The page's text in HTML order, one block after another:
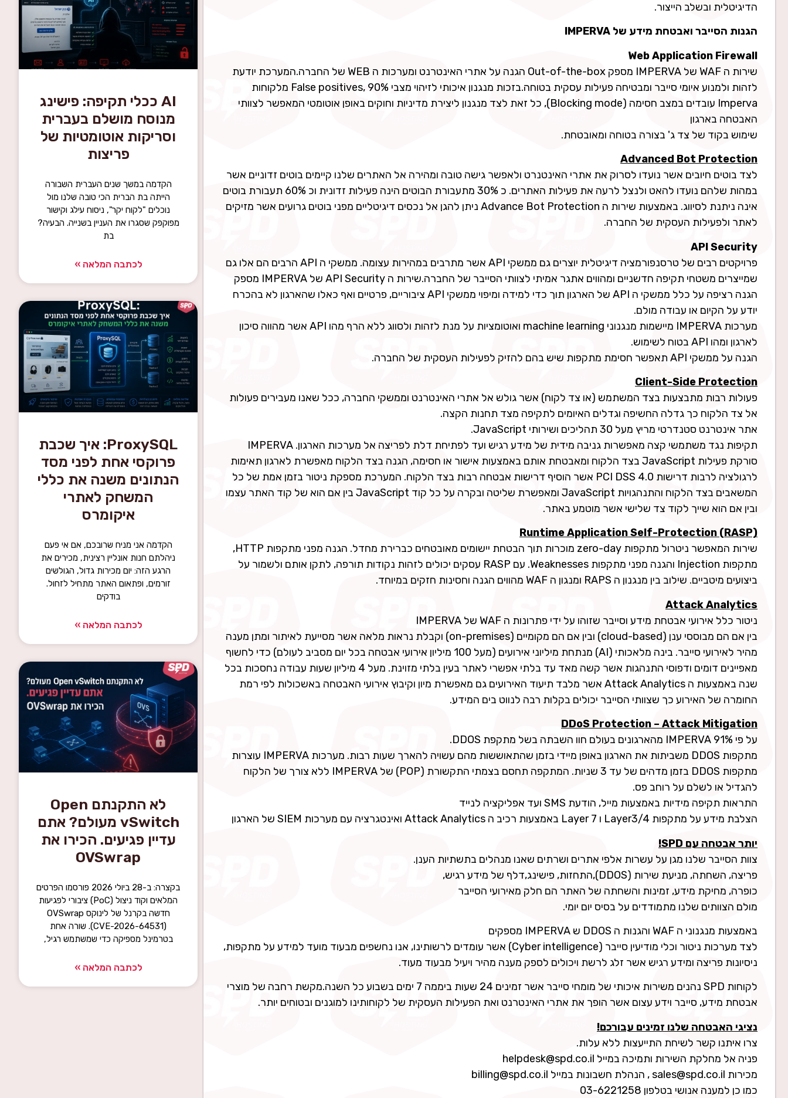
הדיגיטלית ובשלב הייצור.
הגנות הסייבר ואבטחת מידע של IMPERVA
Web Application Firewall
שירות ה WAF של IMPERVA מספק Out-of-the-box הגנה על אתרי האינטרנט ומערכות ה WEB של החברה.המערכת יודעת
לזהות ולמנוע איומי סייבר ומבטיחה פעילות עסקית בטוחה.בזכות מנגנון איכותי לזיהוי מצבי False positives, 90% מלקוחות
Imperva עובדים במצב חסימה (Blocking mode), כל זאת לצד מנגנון ליצירת מדיניות וחוקים באופן אוטומטי המאפשר לצוותי
האבטחה בארגון
שימוש בקוד של צד ג' בצורה בטוחה ומאובטחת.
Advanced Bot Protection
לצד בוטים חיובים אשר נועדו לסרוק את אתרי האינטנרט ולאפשר גישה טובה ומהירה אל האתרים שלנו קיימים בוטים זדוניים אשר
במהות שלהם נועדו להאט ולנצל לרעה את פעילות האתרים. כ 30% מתעבורת הבוטים הינה פעילות זדונית וכ 60% תעבורת בוטים
אינה ניתנת לסיווג. באמצעות שירות ה Advance Bot Protection ניתן להגן אל נכסים דיגיטליים מפני בוטים גרועים אשר מזיקים
לאתר ולפעילות העסקית של החברה.
API Security
פרויקטים רבים של טרסנפורמציה דיגיטלית יוצרים גם ממשקי API אשר מתרבים במהירות עצומה. ממשקי ה API הרבים הם אלו גם
שמייצרים משטחי תקיפה חדשניים ומהווים אתגר אמיתי לצוותי הסייבר של החברה.שירות ה API Security של IMPERVA מספק
הגנה רציפה על כלל ממשקי ה API של הארגון תוך כדי למידה ומיפוי ממשקי API ציבוריים, פרטיים ואף כאלו שהארגון לא בהכרח
יודע על הקיום או עבודה מולם.
מערכות IMPERVA מיישמות מנגנוני machine learning ואוטומציות על מנת לזהות ולסווג ללא הרף מהו API אשר מהווה סיכון
לארגון ומהו API בטוח לשימוש.
הגנה על ממשקי API תאפשר חסימת מתקפות שיש בהם להזיק לפעילות העסקית של החברה.
Client-Side Protection
פעולות רבות מתבצעות בצד המשתמש (או צד לקוח) אשר גולש אל אתרי האינטרנט וממשקי החברה, ככל שאנו מעבירים פעולות
אל צד הלקוח כך גדלה החשיפה וגדלים האיומים לתקיפה מצד תחנות הקצה.
אתר אינטרנט סטנדרטי מריץ מעל 30 תהליכים ושירותי JavaScript.
תקיפות נגד משתמשי קצה מאפשרות גניבה מידית של מידע רגיש ועד לפתיחת דלת לפריצה אל מערכות הארגון. IMPERVA
סורקת פעילות JavaScript בצד הלקוח ומאבטחת אותם באמצעות אישור או חסימה, הגנה בצד הלקוח מאפשרת לארגון תאימות
לרגולציה לרבות דרישות PCI DSS 4.0 אשר הוסיף דרישות אבטחה רבות בצד הלקוח. המערכת מספקת ניטור בזמן אמת של כל
המשאבים בצד הלקוח והתנהגויות JavaScript ומאפשרת שליטה ובקרה על כל קוד JavaScript בין אם הוא של קוד האתר עצמו
ובין אם הוא שייך לקוד צד שלישי אשר מוטמע באתר.
Runtime Application Self-Protection (RASP)
שירות המאפשר ניטרול מתקפות zero-day מוכרות תוך הבטחת יישומים מאובטחים כברירת מחדל. הגנה מפני מתקפות HTTP,
מתקפות Injection והגנה מפני מתקפות Weaknesses. עם RASP עסקים יכולים לזהות נקודות תורפה, לתקן אותם ולשמור על
ביצועים מיטביים. שילוב בין מנגנון ה RAPS ומנגון ה WAF מהווים הגנה וחסינות חזקים במיוחד.
Attack Analytics
ניטור כלל אירועי אבטחת מידע וסייבר שזוהו על ידי פתרונות ה WAF של IMPERVA
בין אם הם מבוססי ענן (cloud-based) ובין אם הם מקומיים (on-premises) וקבלת נראות מלאה אשר מסייעת לאיתור ומתן מענה
מהיר לאירועי סייבר. בינה מלאכותי (AI) מנתחת מיליוני אירועים (מעל 100 מיליון אירועי אבטחה בכל יום מסביב לעולם) כדי לחשוף
מאפיינים דומים ודפוסי התנהגות אשר קשה מאד עד בלתי אפשרי לאתר בעין בלתי מזוינת. מעל 4 מיליון שעות עבודה נחסכות בכל
שנה באמצעות ה Attack Analytics אשר מלבד תיעוד האירועים גם מאפשרת מיון וקיבוץ אירועי האבטחה באשכולות לפי רמת
החומרה של האירוע כך שצוותי הסייבר יכולים בקלות רבה לנווט בים המידע.
DDoS Protection – Attack Mitigation
על פי IMPERVA 91% מהארגונים בעולם חוו השבתה בשל מתקפת DDOS.
מתקפות DDOS משביתות את הארגון באופן מיידי בזמן שהתאוששות מהם עשויה להארך שעות רבות. מערכות IMPERVA עוצרות
מתקפות DDOS בזמן מדהים של עד 3 שניות. המתקפה תחסם בצמתי התקשורת (POP) של IMPERVA ללא צורך של הלקוח
להגדיל או לשלם על רוחב פס.
התראות תקיפה מידיות באמצעות מייל, הודעת SMS ועד אפליקציה לנייד
הצלבת מידע על מתקפות Layer3/4 ו Layer 7 באמצעות רכיב ה Attack Analytics ואינטגרציה עם מערכות SIEM של הארגון
יותר אבטחה עם SPD!
צוות הסייבר שלנו מגן על עשרות אלפי אתרים ושרתים שאנו מנהלים בתשתיות הענן.
פריצה, השחתה, מניעת שירות (DDOS),התחזות, פישינג,דלף של מידע רגיש,
כופרה, מחיקת מידע, זמינות והשחתה של האתר הם חלק מאירועי הסייבר
מולם הצוותים שלנו מתמודדים על בסיס יום יומי.
באמצעות מנגנוני ה WAF והגנות ה DDOS ש IMPERVA מספקים
לצד מערכות ניטור וכלי מודיעין סייבר (Cyber intelligence) אשר עומדים לרשותינו, אנו נחשפים מבעוד מועד למידע על מתקפות,
ניסיונות פריצה ומידע רגיש אשר זלג לרשת ויכולים לספק מענה מהיר ויעיל מבעוד מעוד.
לקוחות SPD נהנים משירות איכותי של מומחי סייבר אשר זמינים 24 שעות ביממה 7 ימים בשבוע כל השנה.מקשת רחבה של מוצרי
אבטחת מידע, סייבר וידע עצום אשר הופך את אתרי האינטרנט ואת הפעילות העסקית של לקוחותינו למוגנים ובטוחים יותר.
נציגי האבטחה שלנו זמינים עבורכם!
צרו איתנו קשר לשיחת התייעצות ללא עלות.
פניה אל מחלקת השירות ותמיכה במייל helpdesk@spd.co.il
מכירות sales@spd.co.il , הנהלת חשבונות במייל billing@spd.co.il
כמו כן למענה אנושי בטלפון 03-6221258
AI ככלי תקיפה: פישינג
מנוסח מושלם בעברית
וסריקות אוטומטיות של
פריצות
הקדמה במשך שנים העברית השבורה
הייתה בת הברית הכי טובה שלנו מול
נוכלים "לקוח יקר", ניסוח עילג וקישור
מפוקפק שסגרו את העניין בשנייה. הבעיה?
בת
לכתבה המלאה »
ProxySQL: איך שכבת
פרוקסי אחת לפני מסד
הנתונים משנה את כללי
המשחק לאתרי
איקומרס
הקדמה אני מניח שרובכם, אם אי פעם
ניהלתם חנות אונליין רצינית, מכירים את
הרגע הזה: יום מכירות גדול, הגולשים
זורמים, ופתאום האתר מתחיל לזחול.
בודקים
לכתבה המלאה »
לא התקנתם Open
vSwitch מעולם? אתם
עדיין פגיעים. הכירו את
OVSwrap
בקצרה: ב-28 ביולי 2026 פורסמו הפרטים
המלאים וקוד ניצול (PoC) ציבורי לפגיעות
חדשה בקרנל של לינוקס OVSwrap
(CVE-2026-64531). שורה אחת
בטרמינל מספיקה כדי שמשתמש רגיל,
לכתבה המלאה »